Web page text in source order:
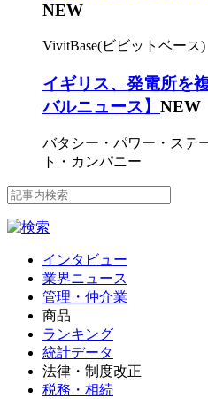
NEW
VivitBase(ビビットベース)
イギリス、発電所を
バルニュース】 NEW
バタシー・パワー・ステ
ト・カンパニー
インタビュー
業界ニュース
管理・仲介業
商品
ランキング
統計データ
法律・制度改正
税務・相続